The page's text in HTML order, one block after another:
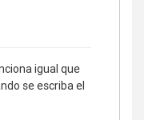
igual que
se escriba el